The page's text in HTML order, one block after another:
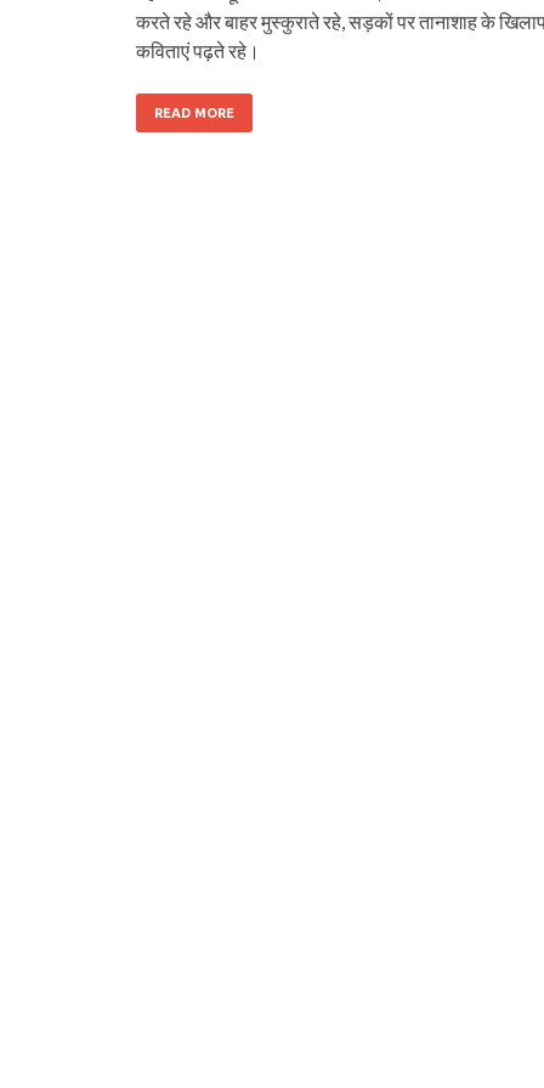
करते रहे और बाहर मुस्‍कुराते रहे, सड़कों पर तानाशाह के
कविताएं पढ़ते रहे।
READ MORE